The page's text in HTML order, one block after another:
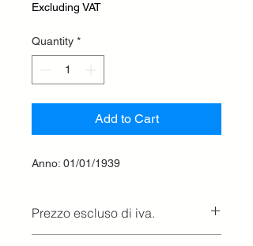
Excluding VAT
Quantity *
Add to Cart
Anno: 01/01/1939
Prezzo escluso di iva.